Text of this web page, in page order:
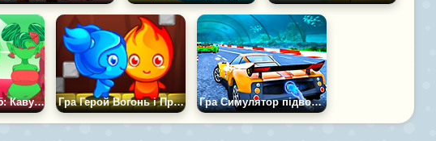
Гра «Фрутбокс 5: Кавун» Гра Герой Вогонь і Принцеса Вода Гра Симулятор підводних перегонів на машинах